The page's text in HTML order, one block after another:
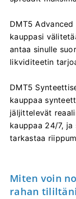
DMT5
kauppasi
antaa sinulle
likviditeetin
DMT5
kauppaa
jäljittelevät
kauppaa 24/7, ja
tarkastaa
Miten voin
rahan